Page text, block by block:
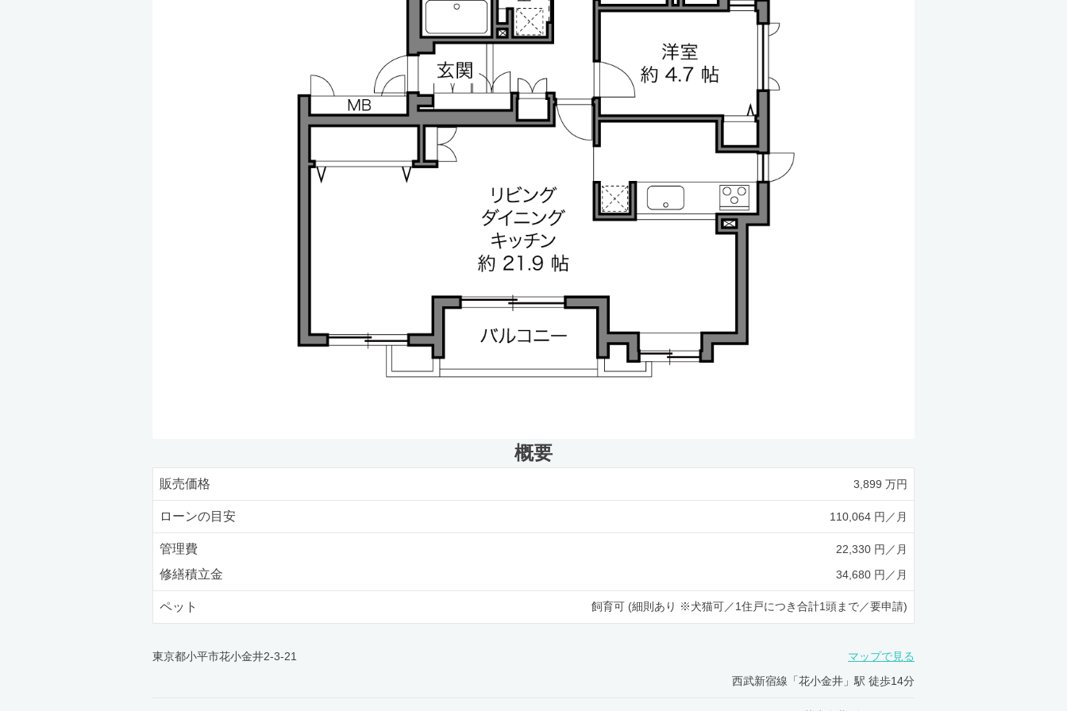
概要
販売価格 3,899 万円
ローンの目安 110,064 円／月
管理費 22,330 円／月
修繕積立金 34,680 円／月
ペット 飼育可 (細則あり ※犬猫可／1住戸につき合計1頭まで／要申請)
東京都小平市花小金井2-3-21
マップで見る
西武新宿線「花小金井」駅 徒歩14分